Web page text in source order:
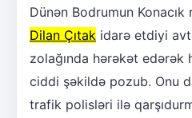
Dünən Bodrumun
Dilan Çıtak idarə etdiyi
zolağında hərəkət
ciddi şəkildə pozub. Onu
trafik polisləri ilə